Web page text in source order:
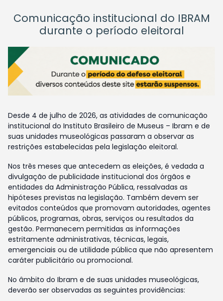
Comunicação institucional do IBRAM
durante o período eleitoral
Desde 4 de julho de 2026, as atividades de comunicação
institucional do Instituto Brasileiro de Museus – Ibram e de
suas unidades museológicas passaram a observar as
restrições estabelecidas pela legislação eleitoral.
Nos três meses que antecedem as eleições, é vedada a
divulgação de publicidade institucional dos órgãos e
entidades da Administração Pública, ressalvadas as
hipóteses previstas na legislação. Também devem ser
evitados conteúdos que promovam autoridades, agentes
públicos, programas, obras, serviços ou resultados da
gestão. Permanecem permitidas as informações
estritamente administrativas, técnicas, legais,
emergenciais ou de utilidade pública que não apresentem
caráter publicitário ou promocional.
No âmbito do Ibram e de suas unidades museológicas,
deverão ser observadas as seguintes providências: